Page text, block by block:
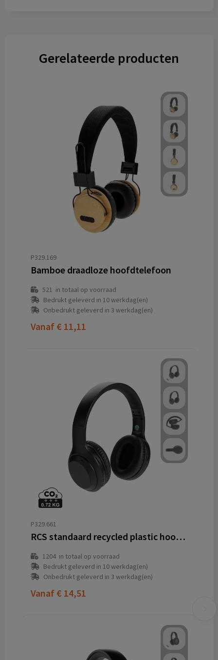
Gerelateerde producten
P329.169
Bamboe draadloze hoofdtelefoon
521 in totaal op voorraad
Bedrukt geleverd in 10 werkdag(en)
Onbedrukt geleverd in 3 werkdag(en)
Vanaf € 11,11
P329.661
RCS standaard recycled plastic hoofdtelefoon
1204in totaal op voorraad
Bedrukt geleverd in 10 werkdag(en)
Onbedrukt geleverd in 3 werkdag(en)
Vanaf € 14,51